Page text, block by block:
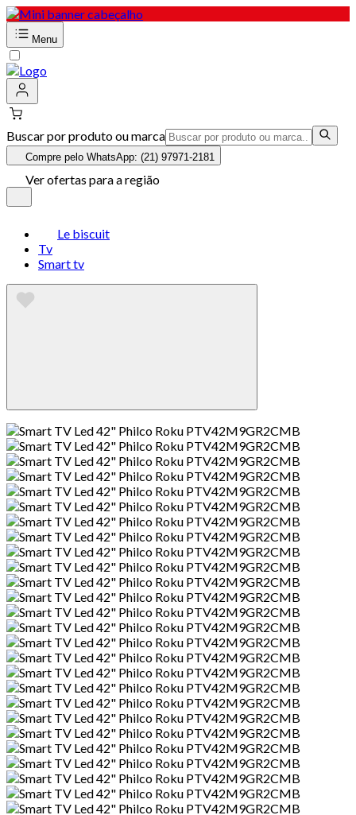
Menu
Buscar por produto ou marca
Compre pelo WhatsApp: (21) 97971-2181
Ver ofertas para a região
Le biscuit
Tv
Smart tv